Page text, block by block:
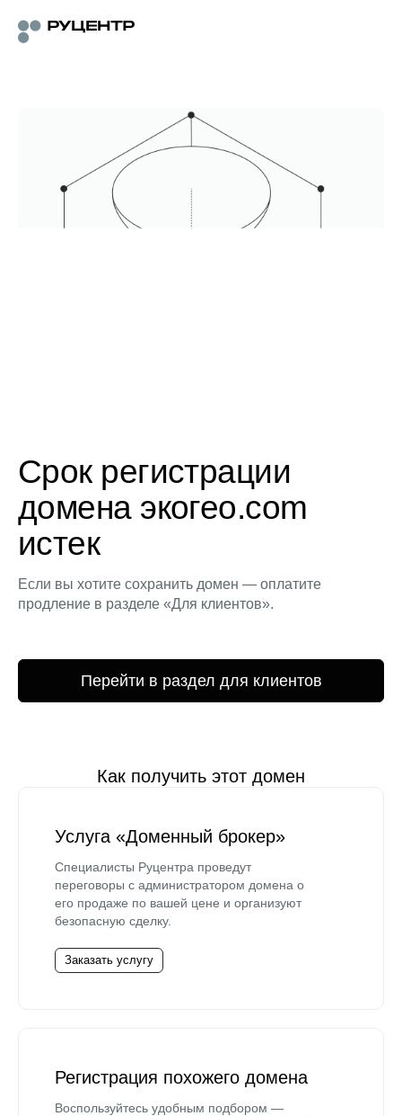
Срок регистрации
домена экогео.com
истек
Если вы хотите сохранить домен — оплатите
продление в разделе «Для клиентов».
Перейти в раздел для клиентов
Как получить этот домен
Услуга «Доменный брокер»
Специалисты Руцентра проведут
переговоры с администратором домена о
его продаже по вашей цене и организуют
безопасную сделку.
Заказать услугу
Регистрация похожего домена
Воспользуйтесь удобным подбором —